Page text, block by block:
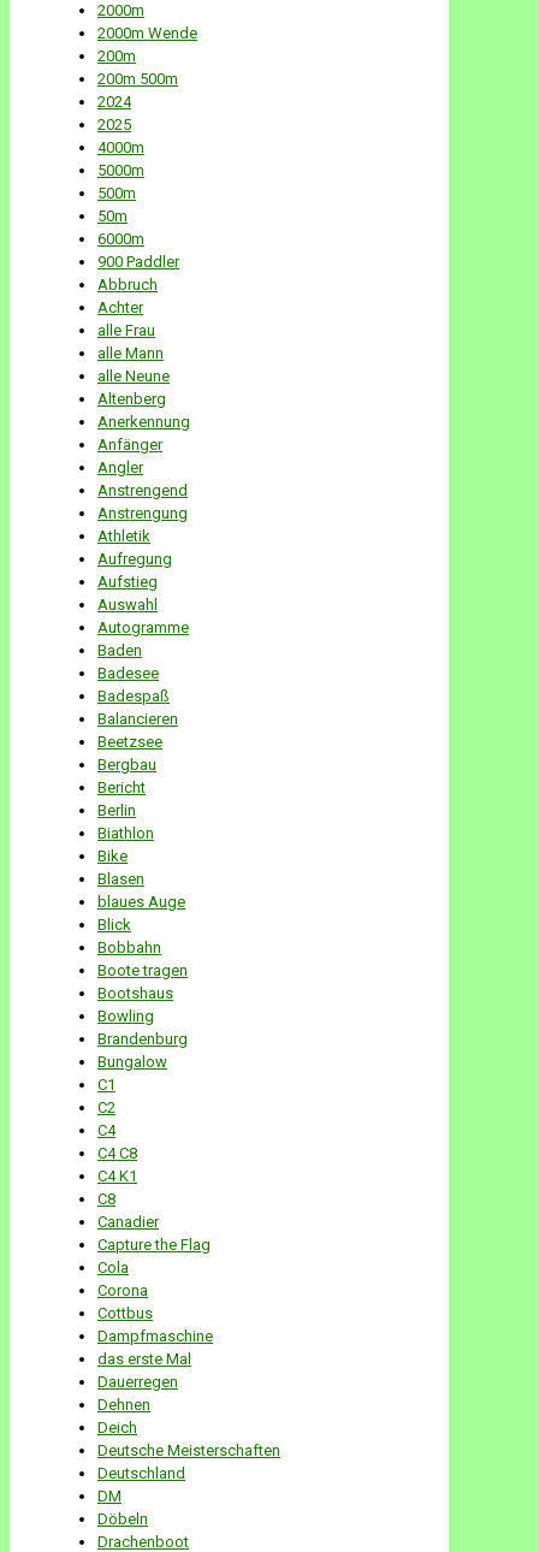
2000m
2000m Wende
200m
200m 500m
2024
2025
4000m
5000m
500m
50m
6000m
900 Paddler
Abbruch
Achter
alle Frau
alle Mann
alle Neune
Altenberg
Anerkennung
Anfänger
Angler
Anstrengend
Anstrengung
Athletik
Aufregung
Aufstieg
Auswahl
Autogramme
Baden
Badesee
Badespaß
Balancieren
Beetzsee
Bergbau
Bericht
Berlin
Biathlon
Bike
Blasen
blaues Auge
Blick
Bobbahn
Boote tragen
Bootshaus
Bowling
Brandenburg
Bungalow
C1
C2
C4
C4 C8
C4 K1
C8
Canadier
Capture the Flag
Cola
Corona
Cottbus
Dampfmaschine
das erste Mal
Dauerregen
Dehnen
Deich
Deutsche Meisterschaften
Deutschland
DM
Döbeln
Drachenboot